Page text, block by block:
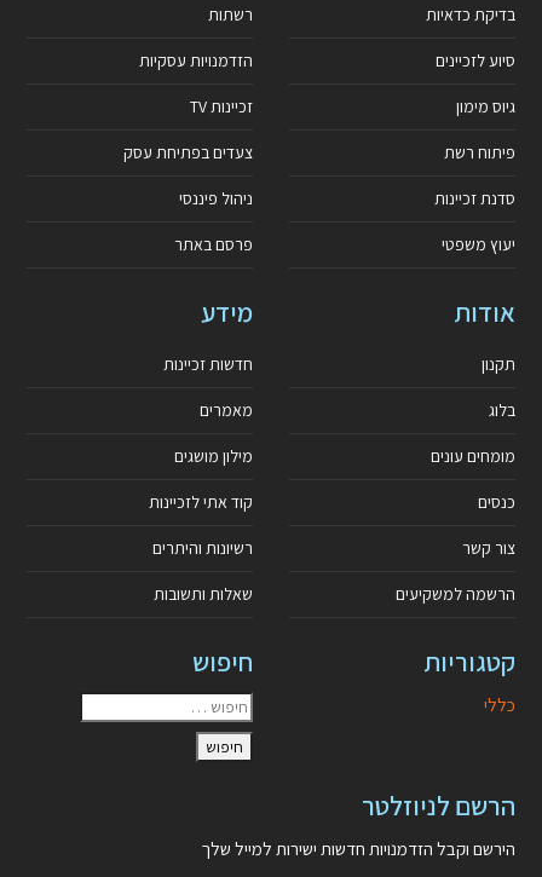
בדיקת כדאיות
סיוע לזכיינים
גיוס מימון
פיתוח רשת
סדנת זכיינות
יעוץ משפטי
רשתות
הזדמנויות עסקיות
זכיינות TV
צעדים בפתיחת עסק
ניהול פיננסי
פרסם באתר
אודות
תקנון
בלוג
מומחים עונים
כנסים
צור קשר
הרשמה למשקיעים
מידע
חדשות זכיינות
מאמרים
מילון מושגים
קוד אתי לזכיינות
רשיונות והיתרים
שאלות ותשובות
קטגוריות
כללי
חיפוש
הרשם לניוזלטר
הירשם וקבל הזדמנויות חדשות ישירות למייל שלך